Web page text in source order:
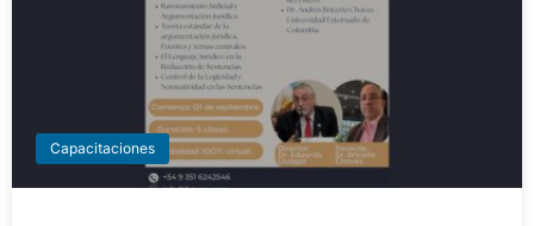
Capacitaciones